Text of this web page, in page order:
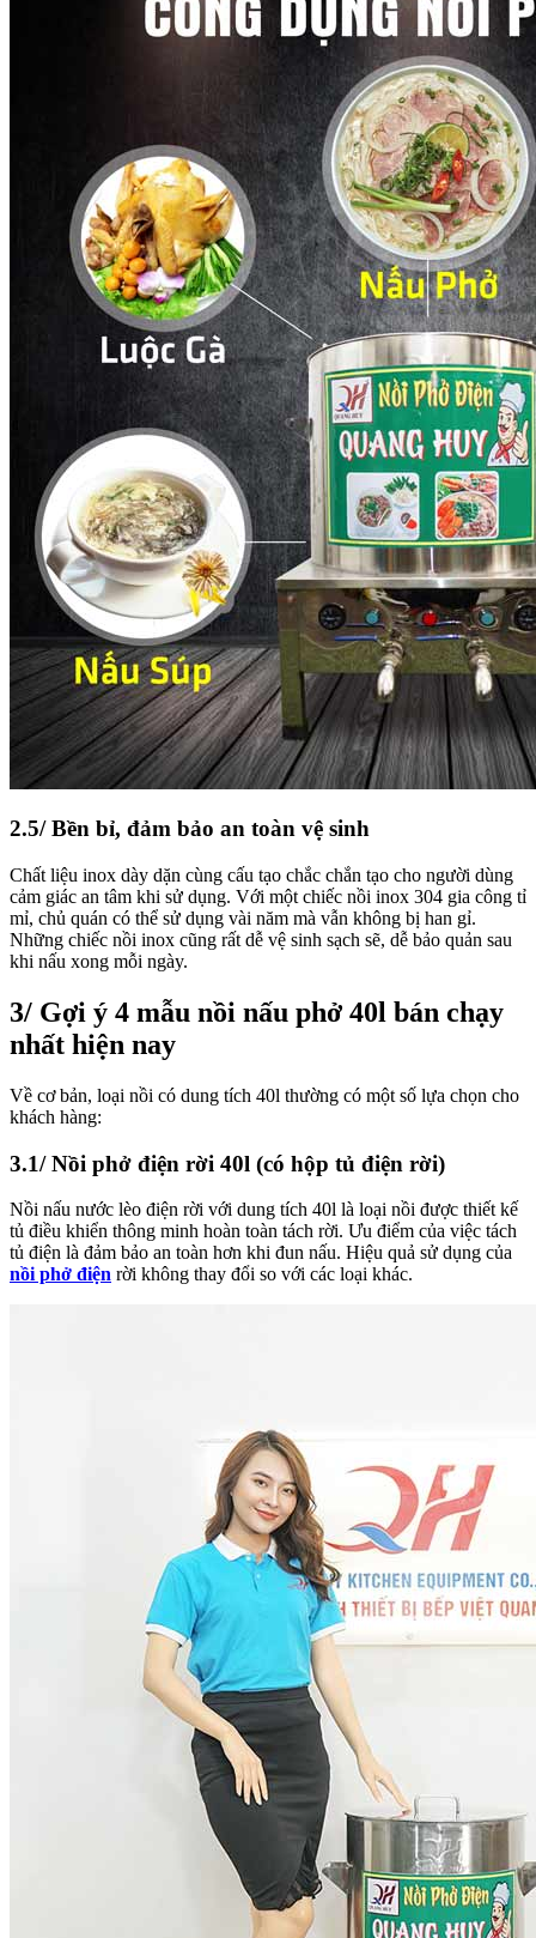
2.5/ Bền bỉ, đảm bảo an toàn vệ sinh
Chất liệu inox dày dặn cùng cấu tạo chắc chắn tạo cho người dùng
cảm giác an tâm khi sử dụng. Với một chiếc nồi inox 304 gia công tỉ
mỉ, chủ quán có thể sử dụng vài năm mà vẫn không bị han gỉ.
Những chiếc nồi inox cũng rất dễ vệ sinh sạch sẽ, dễ bảo quản sau
khi nấu xong mỗi ngày.
3/ Gợi ý 4 mẫu nồi nấu phở 40l bán chạy
nhất hiện nay
Về cơ bản, loại nồi có dung tích 40l thường có một số lựa chọn cho
khách hàng:
3.1/ Nồi phở điện rời 40l (có hộp tủ điện rời)
Nồi nấu nước lèo điện rời với dung tích 40l là loại nồi được thiết kế
tủ điều khiển thông minh hoàn toàn tách rời. Ưu điểm của việc tách
tủ điện là đảm bảo an toàn hơn khi đun nấu. Hiệu quả sử dụng của
nồi phở điện rời không thay đổi so với các loại khác.